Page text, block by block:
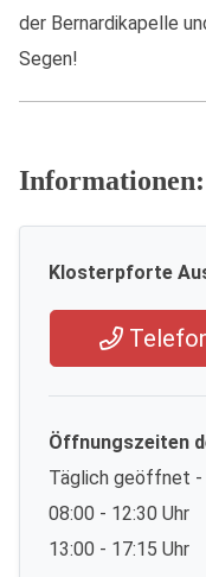
der Bernardikapelle
Segen!
Informationen:
Klosterpforte
Öffnungszeiten
Täglich geöffnet -
08:00 - 12:30 Uhr
13:00 - 17:15 Uhr